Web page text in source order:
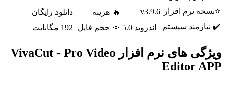
⭐نسخه نرم افزار
v3.9.6 🔥 هزینه
دانلود رایگان
✔️ نیازمند سیستم
اندروید 5.0 🔆 حجم فایل 192 مگابایت
ویژگی های نرم افزار VivaCut - Pro Video
Editor APP